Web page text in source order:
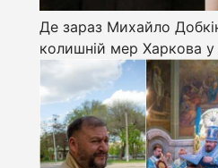
Де зараз Михайло
колишній мер Харкова у